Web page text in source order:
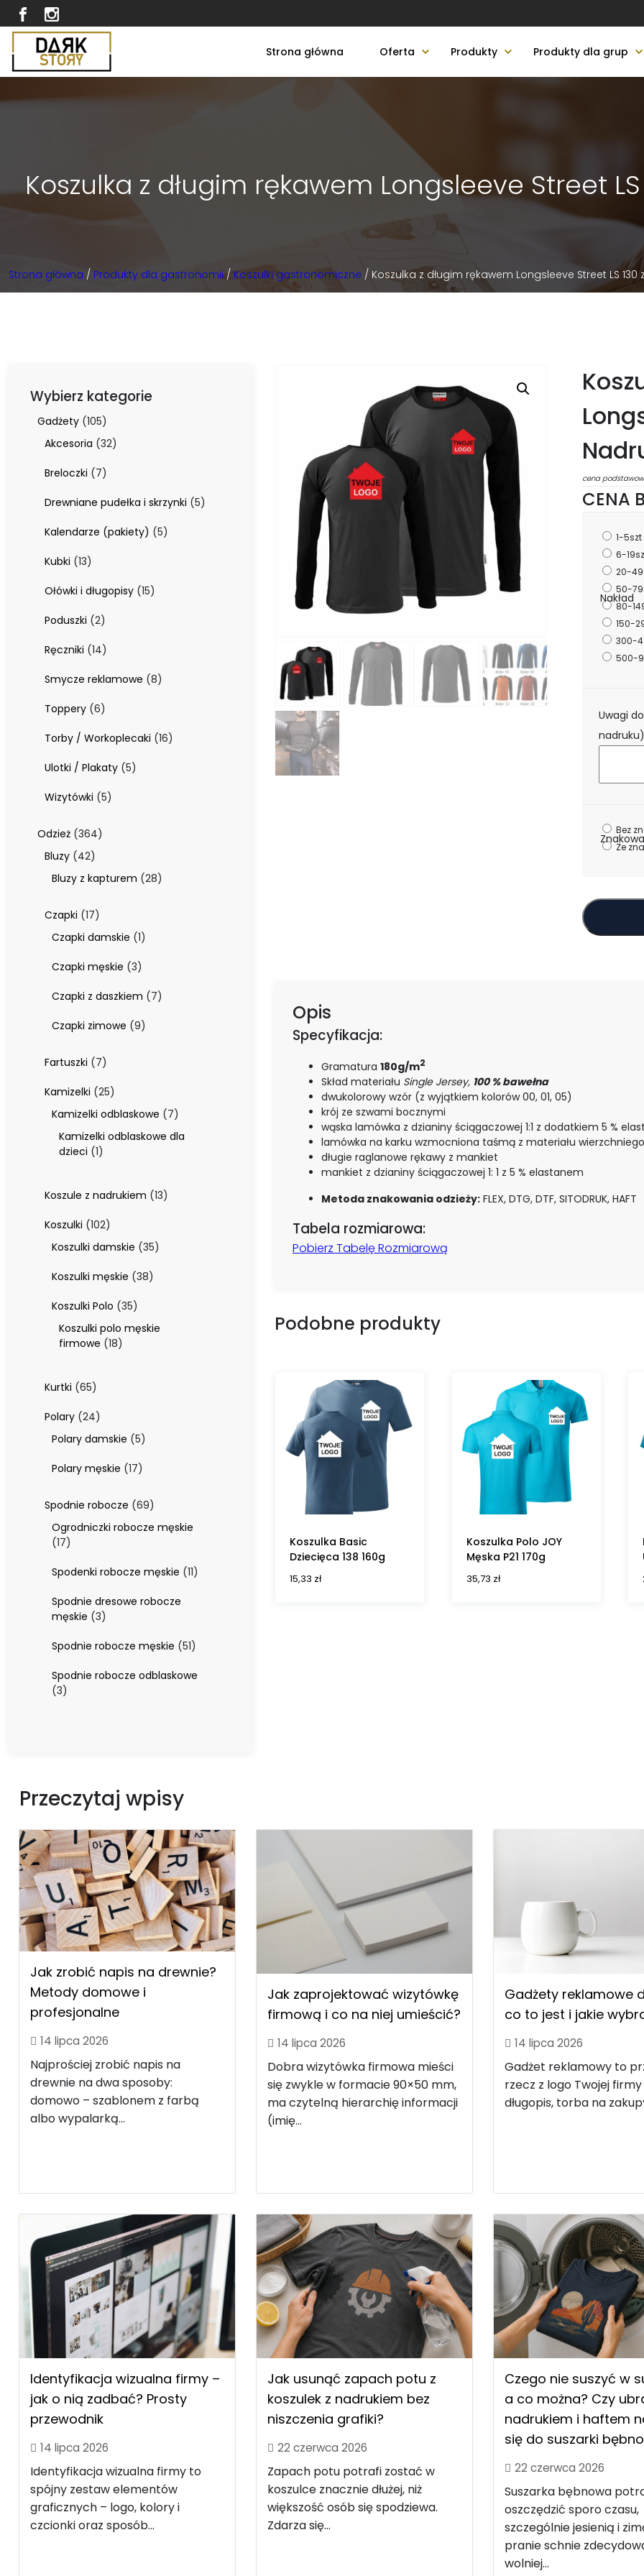
Strona główna Oferta Produkty Produkty dla grup
Koszulka z długim rękawem Longsleeve Street
Strona główna / Produkty dla gastronomii / Koszulki gastronomiczne / Koszulka z długim rękawem Longsleeve Street LS 130
Wybierz kategorie
Gadżety 105105
produktów
Akcesoria 3232
Breloczki
77
Drewniane pudełka i skrzynki 55
Kalendarze (pakiety)
55
Kubki 1313
Ołówki i długopisy 1515
Poduszki 22
Ręczniki 1414
Smycze reklamowe 88
Toppery 66
Torby / Workoplecaki 1616
Ulotki / Plakaty 55
Wizytówki 55
Odzież 364364
Bluzy 4242
Bluzy z kapturem 2828
Czapki 1717
produktów
Czapki damskie 11
Czapki męskie 33
Czapki z daszkiem
77
Czapki zimowe 99
Fartuszki
77
Kamizelki 2525
produktów
Kamizelki odblaskowe 77
produktów
Kamizelki odblaskowe dla
dzieci 11
Koszule z nadrukiem 1313
Koszulki 102102
produkty
Koszulki damskie 3535
Koszulki męskie 3838
Koszulki Polo 3535
produktów
Koszulki polo męskie
firmowe 1818
Kurtki 6565
Polary 2424
produkty
Polary damskie 55
Polary męskie 1717
Spodnie robocze 6969
produktów
Ogrodniczki robocze męskie
1717
Spodenki robocze męskie 1111
Spodnie dresowe robocze
męskie 33
Spodnie robocze męskie 5151
Spodnie robocze odblaskowe
33
cena
CENA
Nakład
1-5szt
6-
20-
50-
80-
150-
300-
500-
Uwagi
nadruku)
Bez
Ze
Opis
Specyfikacja:
Gramatura 180g/m2
Skład materiału Single Jersey, 100 % bawełna
dwukolorowy wzór (z wyjątkiem kolorów 00, 01, 05)
krój ze szwami bocznymi
wąska lamówka z dzianiny ściągaczowej 1:1 z dodatkiem 5 %
lamówka na karku wzmocniona taśmą z materiału wierzchniego
długie raglanowe rękawy z mankiet
mankiet z dzianiny ściągaczowej 1: 1 z 5 % elastanem
Metoda znakowania odzieży: FLEX, DTG, DTF, SITODRUK, HAFT
Tabela rozmiarowa:
Pobierz Tabelę Rozmiarową
Podobne produkty
Koszulka Basic
Dziecięca 138 160g
15,33 zł
Koszulka Polo JOY
Męska P21 170g
35,73 zł
Przeczytaj wpisy
Jak zrobić napis na drewnie?
Metody domowe i
profesjonalne
14 lipca 2026
Najprościej zrobić napis na
drewnie na dwa sposoby:
domowo – szablonem z farbą
albo wypalarką...
Jak zaprojektować wizytówkę
firmową i co na niej umieścić?
14 lipca 2026
Dobra wizytówka firmowa mieści
się zwykle w formacie 90×50 mm,
ma czytelną hierarchię informacji
(imię...
Gadżety reklamowe
co to jest i jakie
14 lipca 2026
Gadżet reklamowy to
rzecz z logo Twojej
długopis, torba na
Identyfikacja wizualna firmy –
jak o nią zadbać? Prosty
przewodnik
14 lipca 2026
Identyfikacja wizualna firmy to
spójny zestaw elementów
graficznych – logo, kolory i
czcionki oraz sposób...
Jak usunąć zapach potu z
koszulek z nadrukiem bez
niszczenia grafiki?
22 czerwca 2026
Zapach potu potrafi zostać w
koszulce znacznie dłużej, niż
większość osób się spodziewa.
Zdarza się...
Czego nie suszyć w
a co można? Czy
nadrukiem i haftem
się do suszarki
22 czerwca 2026
Suszarka bębnowa
oszczędzić sporo czasu,
szczególnie jesienią i
pranie schnie
wolniej...